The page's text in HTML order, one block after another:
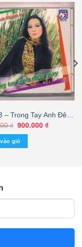
– Trong Tay Anh Đêm
Ly (3 GÓC)
₫ Giá
là:
1.200.000 ₫.
900.000 ₫Giá
giỏ